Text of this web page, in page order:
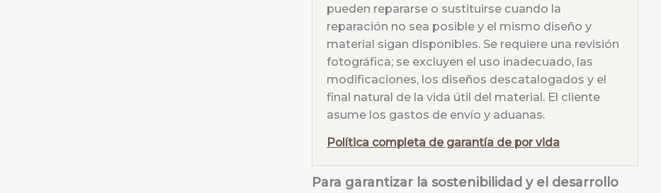
pueden repararse o sustituirse cuando la
reparación no sea posible y el mismo diseño y
material sigan disponibles. Se requiere una revisión
fotográfica; se excluyen el uso inadecuado, las
modificaciones, los diseños descatalogados y el
final natural de la vida útil del material. El cliente
asume los gastos de envío y aduanas.
Política completa de garantía de por vida
Para garantizar la sostenibilidad y el desarrollo